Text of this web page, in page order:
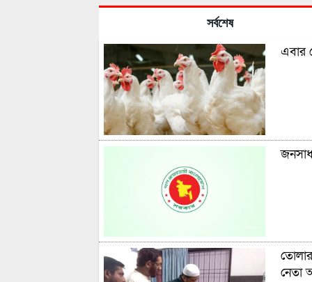
সর্বশেষ
এবার
নেতা